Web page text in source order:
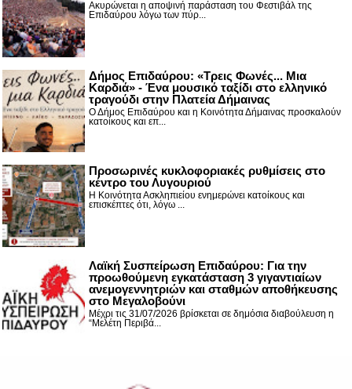
Ακυρώνεται η αποψινή παράσταση του Φεστιβάλ της
Επιδαύρου λόγω των πύρ...
Δήμος Επιδαύρου: «Τρεις Φωνές... Μια
Καρδιά» - Ένα μουσικό ταξίδι στο ελληνικό
τραγούδι στην Πλατεία Δήμαινας
Ο Δήμος Επιδαύρου και η Κοινότητα Δήμαινας προσκαλούν
κατοίκους και επ...
Προσωρινές κυκλοφοριακές ρυθμίσεις στο
κέντρο του Λυγουριού
Η Κοινότητα Ασκληπιείου ενημερώνει κατοίκους και
επισκέπτες ότι, λόγω ...
Λαϊκή Συσπείρωση Επιδαύρου: Για την
προωθούμενη εγκατάσταση 3 γιγαντιαίων
ανεμογεννητριών και σταθμών αποθήκευσης
στο Μεγαλοβούνι
Μέχρι τις 31/07/2026 βρίσκεται σε δημόσια διαβούλευση η
“Μελέτη Περιβά...